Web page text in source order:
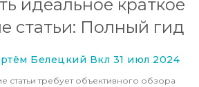
идеальное краткое
статьи: Полный гид
Белецкий Вкл 31 июл 2024
статьи требует объективного обзора